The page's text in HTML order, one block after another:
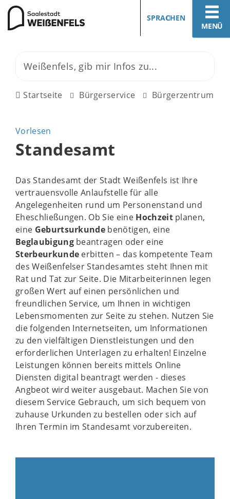
MENÜ
SPRACHEN
Startseite Bürgerservice Bürgerzentrum
Vorlesen
Standesamt
Das Standesamt der Stadt Weißenfels ist Ihre
vertrauensvolle Anlaufstelle für alle
Angelegenheiten rund um Personenstand und
Eheschließungen. Ob Sie eine Hochzeitplanen,
eine Geburtsurkunde benötigen, eine
Beglaubigungbeantragen oder eine
Sterbeurkunde erbitten – das kompetente Team
des Weißenfelser Standesamtes steht Ihnen mit
Rat und Tat zur Seite. Die Mitarbeiterinnen legen
großen Wert auf einen persönlichen und
freundlichen Service, um Ihnen in wichtigen
Lebensmomenten zur Seite zu stehen. Nutzen Sie
die folgenden Internetseiten, um Informationen
zu den vielfältigen Dienstleistungen und den
erforderlichen Unterlagen zu erhalten! Einzelne
Leistungen können bereits mittels Online
Diensten digital beantragt werden - dieses
Angbeot wird weiter ausgebaut. Machen Sie von
diesem Service Gebrauch, um sich bequem von
zuhause Urkunden zu bestellen oder sich auf
Ihren Termin im Standesamt vorzubereiten.